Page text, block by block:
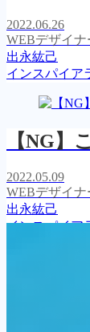
2022.06.26
WEBデザイ
出永紘己
インスパイア
【NG】
2022.05.09
WEBデザイ
出永紘己
インスパイア